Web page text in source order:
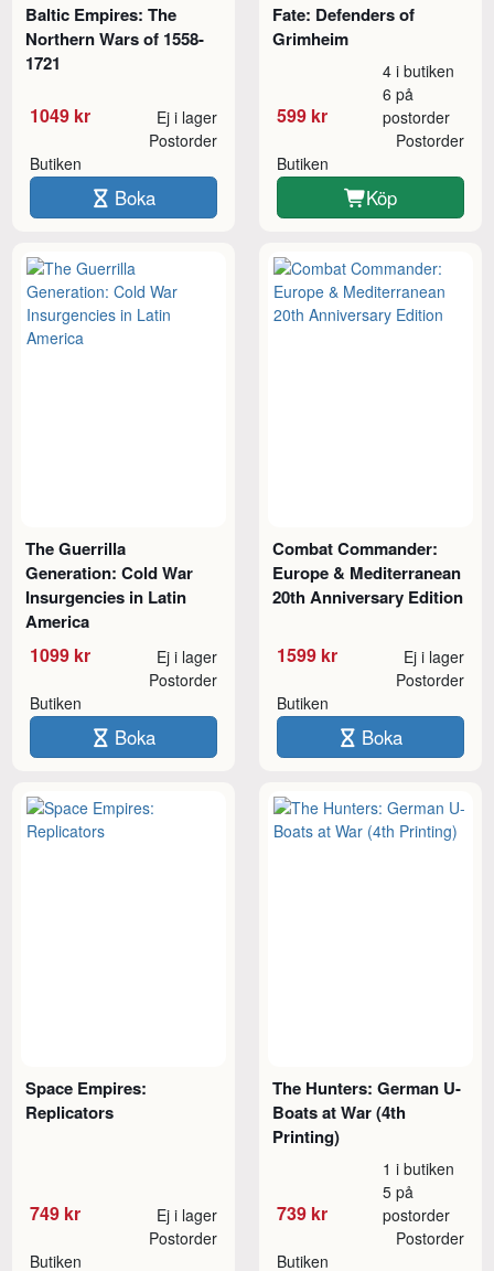
Baltic Empires: The
Northern Wars of 1558-
1721
1049 kr Ej i lager
Butiken
Postorder
Boka
Fate: Defenders of
Grimheim
599 kr
4 i butiken
6 på
postorder
Butiken
Postorder
Köp
The Guerrilla
Generation: Cold War
Insurgencies in Latin
America
1099 kr Ej i lager
Butiken
Postorder
Boka
Combat Commander:
Europe & Mediterranean
20th Anniversary Edition
1599 kr Ej i lager
Butiken
Postorder
Boka
Space Empires:
Replicators
749 kr Ej i lager
Butiken
Postorder
The Hunters: German U-
Boats at War (4th
Printing)
739 kr
1 i butiken
5 på
postorder
Butiken
Postorder